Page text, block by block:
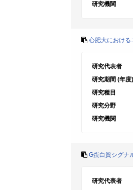
研究機関
心肥大における
研究代表者
研究期間 (年度)
研究種目
研究分野
研究機関
G蛋白質シグナ
研究代表者